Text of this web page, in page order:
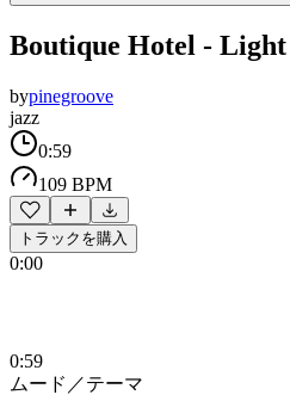
Boutique Hotel - Light
bypinegroove
jazz
0:59
109 BPM
トラックを購入
0:00
0:59
ムード／テーマ